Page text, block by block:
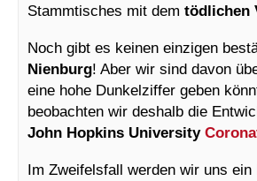
Stammtisches mit dem tödlichen
Noch gibt es keinen einzigen
Nienburg! Aber wir sind davon
eine hohe Dunkelziffer geben
beobachten wir deshalb die
John Hopkins University
Im Zweifelsfall werden wir uns ein